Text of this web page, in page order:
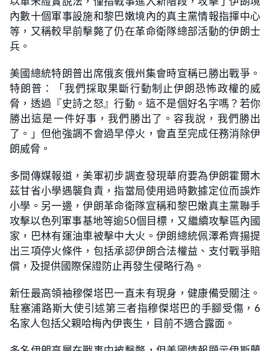
內數十個軍事設施和黎巴嫩境內的真主黨情報指揮中心
等，又稱較早前擊斃了仍在革命衛隊總部活動的伊朗士
兵。
美國總統特朗普出席俄亥俄州集會時宣稱已勝出戰爭。
特朗普：「我們採取果斷行動制止伊朗恐怖政權的威
脅，透過『史詩之怒』行動。這不是個好名字嗎？若你
勝出這是一件好事，我們勝出了。容我說，我們勝出
了。」但他強調不會過早停火，會直至完成任務消除伊
朗威脅。
多間傳媒報道，美軍初步調查發現華府要為伊朗霍爾木
茲甘省小學遇襲負責，指當局使用過時數據定位而誤炸
小學。另一邊，伊朗革命衛隊宣稱和黎巴嫩真主黨聯手
攻擊以色列軍事基地等逾50個目標，又繼續攻擊區內國
家，巴林有運油車被擊中大火。伊朗總統佩澤希齊揚提
出三項停火條件，包括承認伊朗合法權益、支付戰爭賠
償，及提供國際保證防止再發生侵略行為。
新任最高領袖穆傑塔巴一直未有現身，健康備受關注。
駐塞浦路斯大使引述第三者指穆傑塔巴的手腳受傷，6
名家人包括父親哈梅內伊喪生，目前不適合露面。